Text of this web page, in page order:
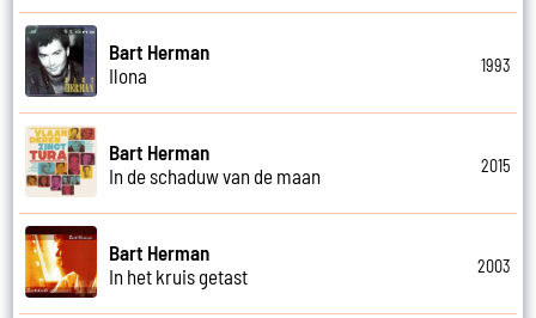
Bart Herman
Ilona
1993
Bart Herman
In de schaduw van de maan
2015
Bart Herman
In het kruis getast
2003